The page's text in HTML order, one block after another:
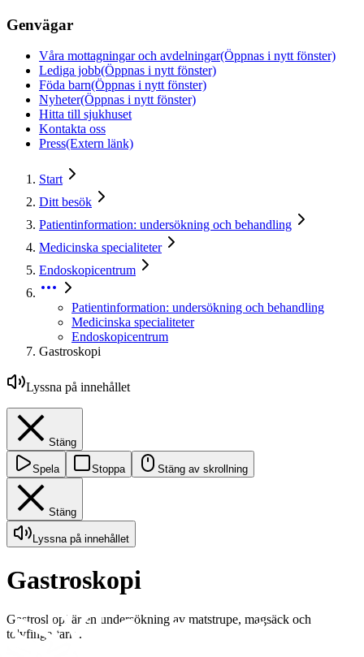
Genvägar
Våra mottagningar och avdelningar(Öppnas i nytt fönster)
Lediga jobb(Öppnas i nytt fönster)
Föda barn(Öppnas i nytt fönster)
Nyheter(Öppnas i nytt fönster)
Hitta till sjukhuset
Kontakta oss
Press(Extern länk)
Start
Ditt besök
Patientinformation: undersökning och behandling
Medicinska specialiteter
Endoskopicentrum
Patientinformation: undersökning och behandling
Medicinska specialiteter
Endoskopicentrum
Gastroskopi
Lyssna på innehållet
Stäng
Spela Stoppa Stäng av skrollning
Stäng
Lyssna på innehållet
Gastroskopi
Gastroskopi är en undersökning av matstrupe, magsäck och
tolvfingertarm.